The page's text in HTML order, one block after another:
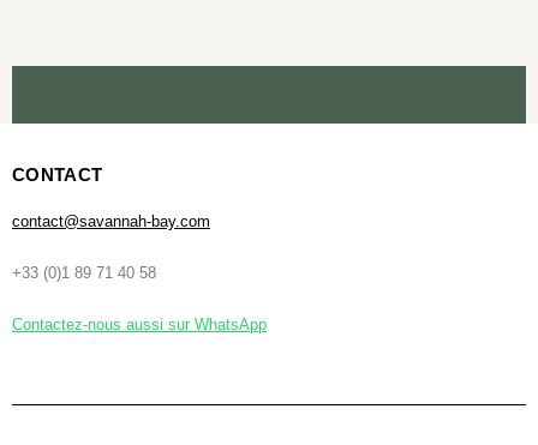
CONTACT
contact@savannah-bay.com
+33 (0)1 89 71 40 58
Contactez-nous aussi sur WhatsApp